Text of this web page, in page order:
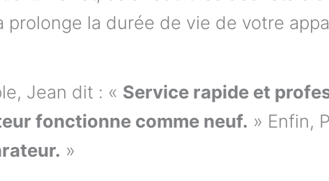
prolonge la durée de vie de votre
Jean dit : « Service rapide et
fonctionne comme neuf. » Enfin,
»